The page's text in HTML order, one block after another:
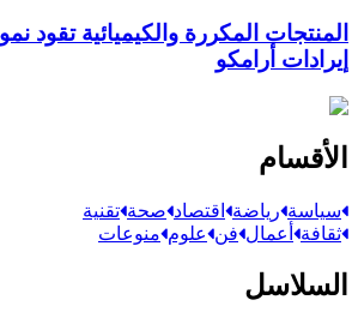
المنتجات المكررة والكيميائية تقود نمو
إيرادات أرامكو
الأقسام
سياسة رياضة اقتصاد صحة تقنية
ثقافة أعمال فن علوم منوعات
السلاسل